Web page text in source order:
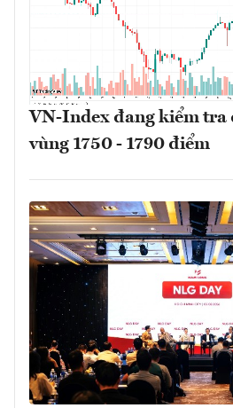
VN-Index đang kiểm tra
vùng 1750 - 1790 điểm